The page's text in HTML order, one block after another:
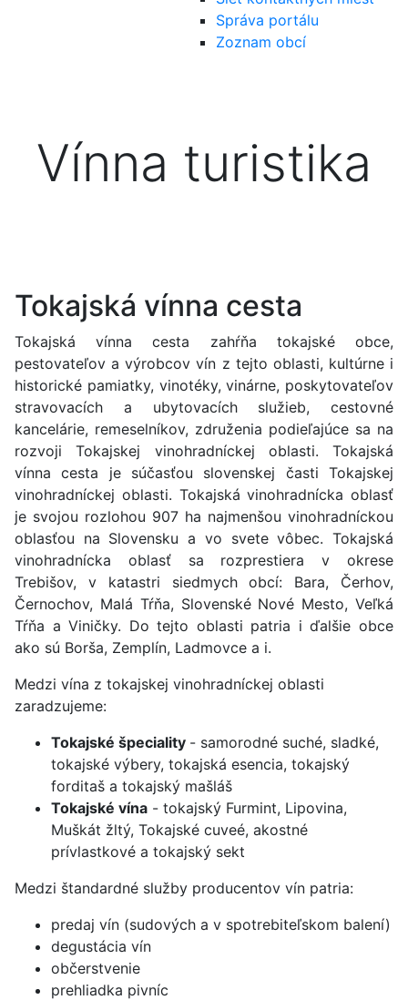
Správa portálu
Zoznam obcí
Vínna turistika
Tokajská vínna cesta
Tokajská vínna cesta zahŕňa tokajské obce,
pestovateľov a výrobcov vín z tejto oblasti, kultúrne i
historické pamiatky, vinotéky, vinárne, poskytovateľov
stravovacích a ubytovacích služieb, cestovné
kancelárie, remeselníkov, združenia podieľajúce sa na
rozvoji Tokajskej vinohradníckej oblasti. Tokajská
vínna cesta je súčasťou slovenskej časti Tokajskej
vinohradníckej oblasti. Tokajská vinohradnícka oblasť
je svojou rozlohou 907 ha najmenšou vinohradníckou
oblasťou na Slovensku a vo svete vôbec. Tokajská
vinohradnícka oblasť sa rozprestiera v okrese
Trebišov, v katastri siedmych obcí: Bara, Čerhov,
Černochov, Malá Tŕňa, Slovenské Nové Mesto, Veľká
Tŕňa a Viničky. Do tejto oblasti patria i ďalšie obce
ako sú Borša, Zemplín, Ladmovce a i.
Medzi vína z tokajskej vinohradníckej oblasti
zaradzujeme:
Tokajské špeciality - samorodné suché, sladké,
tokajské výbery, tokajská esencia, tokajský
forditaš a tokajský mašláš
Tokajské vína - tokajský Furmint, Lipovina,
Muškát žltý, Tokajské cuveé, akostné
prívlastkové a tokajský sekt
Medzi štandardné služby producentov vín patria:
predaj vín (sudových a v spotrebiteľskom balení)
degustácia vín
občerstvenie
prehliadka pivníc